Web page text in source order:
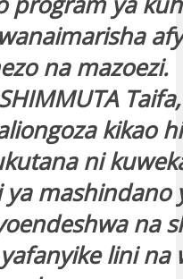
na mazoezi.
kikao
ni
mashindano
na
lini na